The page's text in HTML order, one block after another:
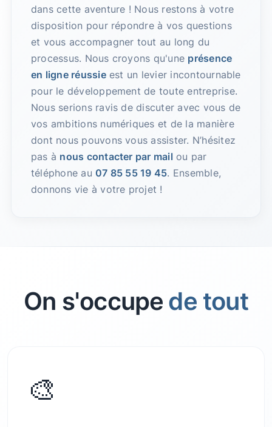
dans cette aventure ! Nous restons à votre
disposition pour répondre à vos questions
et vous accompagner tout au long du
processus. Nous croyons qu'une présence
en ligne réussieest un levier incontournable
pour le développement de toute entreprise.
Nous serions ravis de discuter avec vous de
vos ambitions numériques et de la manière
dont nous pouvons vous assister. N’hésitez
pas à nous contacter par mail ou par
téléphone au07 85 55 19 45. Ensemble,
donnons vie à votre projet !
On s'occupe de tout
🎨